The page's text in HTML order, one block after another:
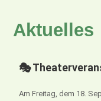
Aktuelles
🎭
Am Freitag, dem 18.